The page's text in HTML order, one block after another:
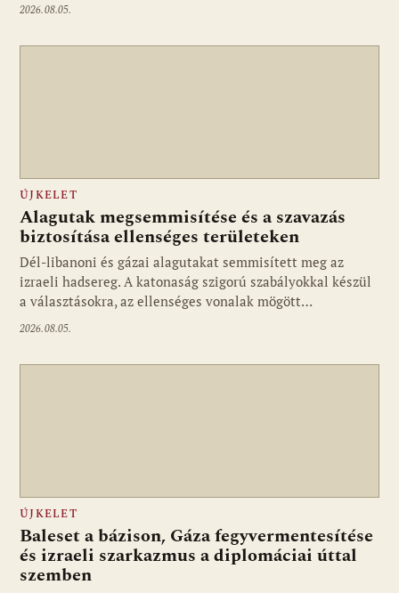
2026.08.05.
ÚJKELET
Alagutak megsemmisítése és a szavazás
biztosítása ellenséges területeken
Dél-libanoni és gázai alagutakat semmisített meg az
izraeli hadsereg. A katonaság szigorú szabályokkal készül
a választásokra, az ellenséges vonalak mögött…
2026.08.05.
ÚJKELET
Baleset a bázison, Gáza fegyvermentesítése
és izraeli szarkazmus a diplomáciai úttal
szemben